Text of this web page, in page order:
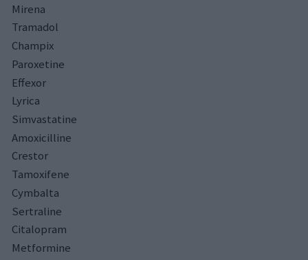
Mirena
Tramadol
Champix
Paroxetine
Effexor
Lyrica
Simvastatine
Amoxicilline
Crestor
Tamoxifene
Cymbalta
Sertraline
Citalopram
Metformine